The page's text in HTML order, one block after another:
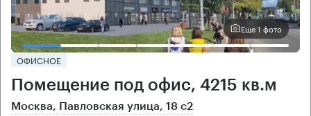
Еще 1 фото
ОФИСНОЕ
Помещение под офис, 4215 кв.м
Москва, Павловская улица, 18 с2